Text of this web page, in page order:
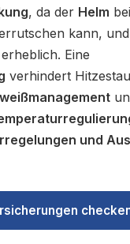
, da der Helm bei
kann,
Eine
verhindert
und